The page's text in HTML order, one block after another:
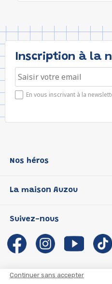
Continuer sans accepter
Inscription à la
En vous inscrivant à la
Nos héros
P'tit Loup
Les Influenceuses
Migali
Petite Taupe
La maison Auzou
Notre histoire
Auzou s'engage
Auteurs et illustrateurs Auzou
Suivez-nous